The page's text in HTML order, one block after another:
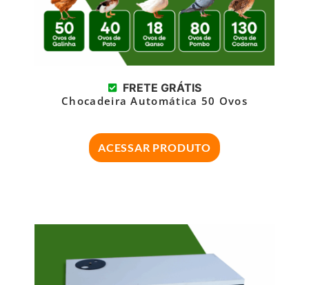
FRETE GRÁTIS
Chocadeira Automática 50 Ovos
ACESSAR PRODUTO